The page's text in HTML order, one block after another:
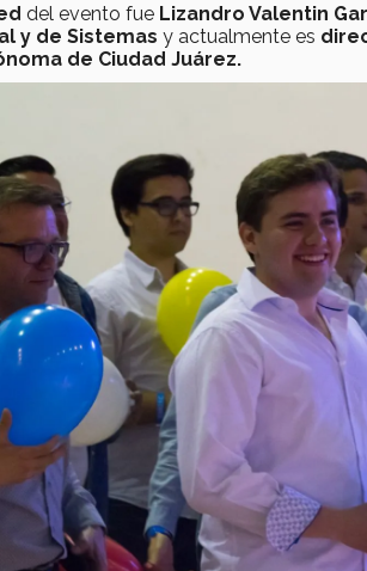
del evento fue Lizandro Valentin
y de Sistemas y actualmente es
de Ciudad Juárez.